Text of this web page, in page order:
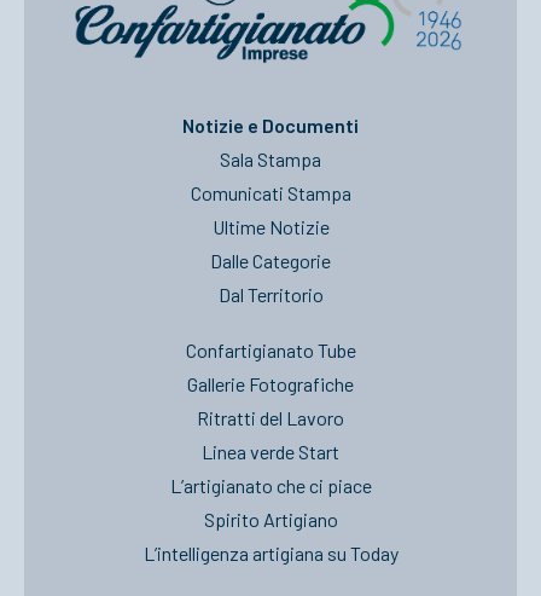
Notizie e Documenti
Sala Stampa
Comunicati Stampa
Ultime Notizie
Dalle Categorie
Dal Territorio
Confartigianato Tube
Gallerie Fotografiche
Ritratti del Lavoro
Linea verde Start
L’artigianato che ci piace
Spirito Artigiano
L’intelligenza artigiana su Today